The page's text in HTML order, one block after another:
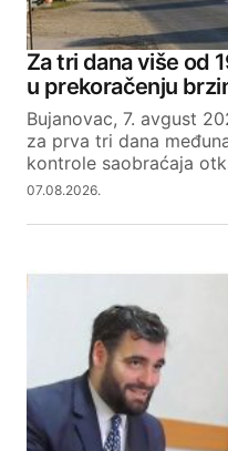
Za tri dana više od
u prekoračenju
Bujanovac, 7. avgust
za prva tri dana
kontrole saobraćaja
07.08.2026.